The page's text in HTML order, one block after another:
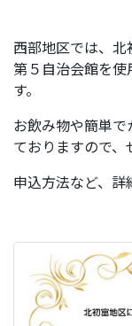
西部地区では、
第５自治会館を
す。
お飲み物や簡単
ておりますので、
申込方法など、詳